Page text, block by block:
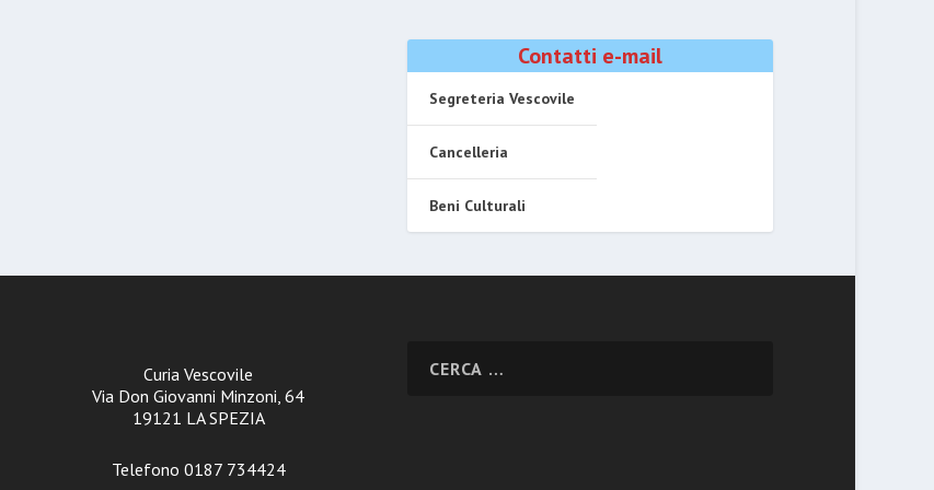
Contatti e-mail
Segreteria Vescovile
Cancelleria
Beni Culturali
Curia Vescovile
Via Don Giovanni Minzoni, 64
19121 LA SPEZIA
Telefono 0187 734424